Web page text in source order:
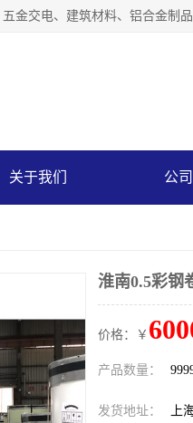
关于我们 公
淮南0.5彩钢
价格：￥
产品数量：
发货地址： 上